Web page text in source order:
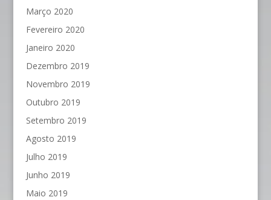
Março 2020
Fevereiro 2020
Janeiro 2020
Dezembro 2019
Novembro 2019
Outubro 2019
Setembro 2019
Agosto 2019
Julho 2019
Junho 2019
Maio 2019